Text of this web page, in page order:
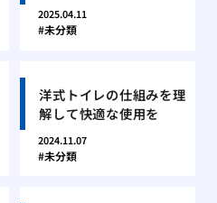
2025.04.11
未分類
洋式トイレの仕組みを理
解して快適な使用を
2024.11.07
未分類